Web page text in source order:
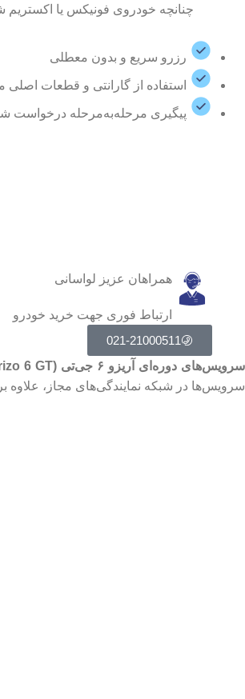
چنانچه خودروی فونیکس یا اکستریم
رزرو سریع و بدون معطلی
استفاده از گارانتی و قطعات اصلی
پیگیری مرحله‌به‌مرحله درخواست شما
همراهان عزیز لواسانی
ارتباط فوری جهت خرید خودرو
021-21000511
سرویس‌های دوره‌ای آریزو ۶ جی‌تی (Arrizo 6 GT)
سرویس‌ها در شبکه نمایندگی‌های مجاز، علاوه بر حفظ گارانتی ۵ ساله (یا ۱۵۰ هزار کیلومتری)، نقش مهمی در حفظ